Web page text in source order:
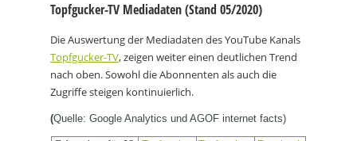
Topfgucker-TV Mediadaten (Stand 05/2020)
Die Auswertung der Mediadaten des YouTube Kanals
Topfgucker-TV, zeigen weiter einen deutlichen Trend
nach oben. Sowohl die Abonnenten als auch die
Zugriffe steigen kontinuierlich.
(Quelle: Google Analytics und AGOF internet facts)